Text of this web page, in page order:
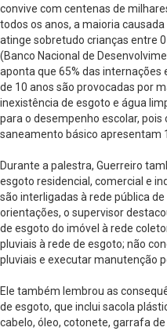
convive com centenas de
todos os anos, a maioria
atinge sobretudo crianças entre
(Banco Nacional de
aponta que 65% das
de 10 anos são provocadas por
inexistência de esgoto e água
para o desempenho escolar,
saneamento básico apresentam
Durante a palestra, Guerreiro
esgoto residencial, comercial e
são interligadas à rede pública
orientações, o supervisor
de esgoto do imóvel à rede
pluviais à rede de esgoto; não
pluviais e executar manutenção
Ele também lembrou as
de esgoto, que inclui sacola
cabelo, óleo, cotonete, garrafa